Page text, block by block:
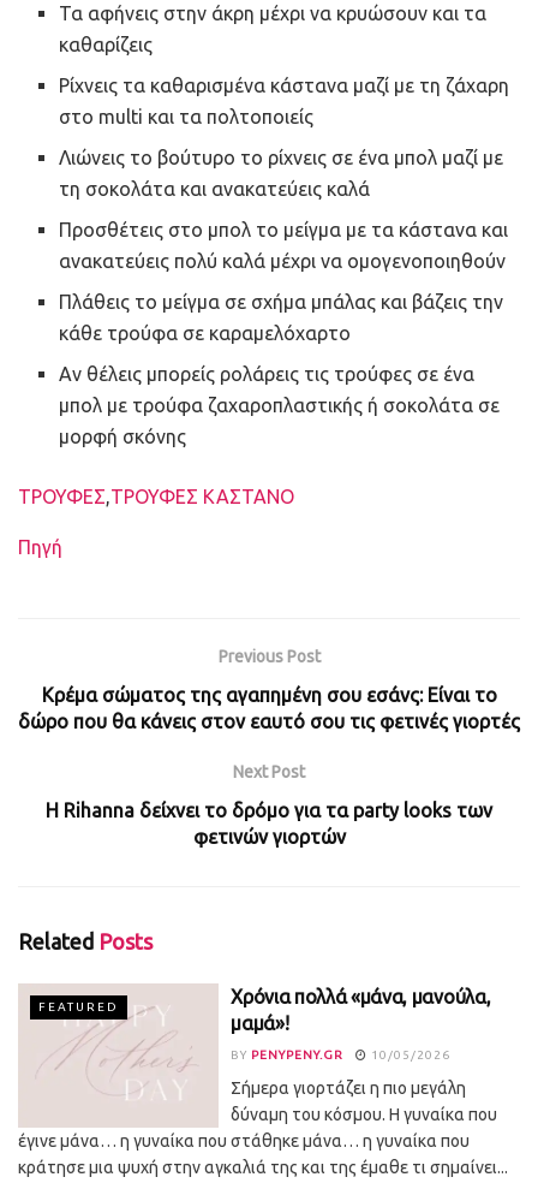
Τα αφήνεις στην άκρη μέχρι να κρυώσουν και τα
καθαρίζεις
Ρίχνεις τα καθαρισμένα κάστανα μαζί με τη ζάχαρη
στο multi και τα πολτοποιείς
Λιώνεις το βούτυρο το ρίχνεις σε ένα μπολ μαζί με
τη σοκολάτα και ανακατεύεις καλά
Προσθέτεις στο μπολ το μείγμα με τα κάστανα και
ανακατεύεις πολύ καλά μέχρι να ομογενοποιηθούν
Πλάθεις το μείγμα σε σχήμα μπάλας και βάζεις την
κάθε τρούφα σε καραμελόχαρτο
Αν θέλεις μπορείς ρολάρεις τις τρούφες σε ένα
μπολ με τρούφα ζαχαροπλαστικής ή σοκολάτα σε
μορφή σκόνης
Ετικέτες
ΤΡΟΥΦΕΣ,ΤΡΟΥΦΕΣ ΚΑΣΤΑΝΟ
Πηγή
Previous Post
Κρέμα σώματος της αγαπημένη σου εσάνς: Είναι το
δώρο που θα κάνεις στον εαυτό σου τις φετινές γιορτές
Next Post
H Rihanna δείχνει το δρόμο για τα party looks των
φετινών γιορτών
Related Posts
FEATURED
Χρόνια πολλά «μάνα, μανούλα,
μαμά»!
BY PENYPENY.GR 10/05/2026
Σήμερα γιορτάζει η πιο μεγάλη
δύναμη του κόσμου. Η γυναίκα που
έγινε μάνα… η γυναίκα που στάθηκε μάνα… η γυναίκα που
κράτησε μια ψυχή στην αγκαλιά της και της έμαθε τι σημαίνει...